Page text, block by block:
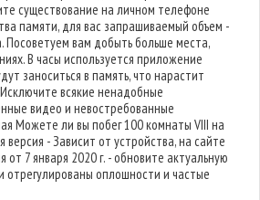
существование на личном телефоне
памяти, для вас запрашиваемый объем -
Посоветуем вам добыть больше места,
В часы используется приложение
заноситься в память, что нарастит
всякие ненадобные
видео и невостребованные
Можете ли вы побег 100 комнаты VIII на
- Зависит от устройства, на сайте
от 7 января 2020 г. - обновите актуальную
отрегулированы оплошности и частые